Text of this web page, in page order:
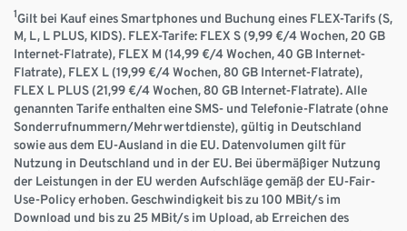
1Gilt bei Kauf eines Smartphones und Buchung eines FLEX-Tarifs (S,
M, L, L PLUS, KIDS). FLEX-Tarife: FLEX S (9,99 €/4 Wochen, 20 GB
Internet-Flatrate), FLEX M (14,99 €/4 Wochen, 40 GB Internet-
Flatrate), FLEX L (19,99 €/4 Wochen, 80 GB Internet-Flatrate),
FLEX L PLUS (21,99 €/4 Wochen, 80 GB Internet-Flatrate). Alle
genannten Tarife enthalten eine SMS- und Telefonie-Flatrate (ohne
Sonderrufnummern/Mehrwertdienste), gültig in Deutschland
sowie aus dem EU-Ausland in die EU. Datenvolumen gilt für
Nutzung in Deutschland und in der EU. Bei übermäßiger Nutzung
der Leistungen in der EU werden Aufschläge gemäß der EU-Fair-
Use-Policy erhoben. Geschwindigkeit bis zu 100 MBit/s im
Download und bis zu 25 MBit/s im Upload, ab Erreichen des